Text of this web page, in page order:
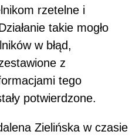
rzetelne i
takie mogło
w błąd,
z
tego
potwierdzone.
Zielińska w czasie